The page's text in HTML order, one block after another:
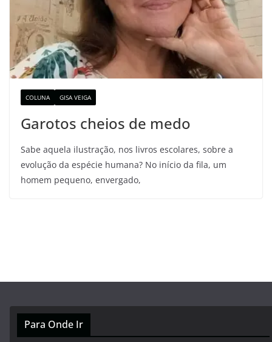
COLUNA GISA VEIGA
Garotos cheios de medo
Sabe aquela ilustração, nos livros escolares, sobre a
evolução da espécie humana? No início da fila, um
homem pequeno, envergado,
Para Onde Ir